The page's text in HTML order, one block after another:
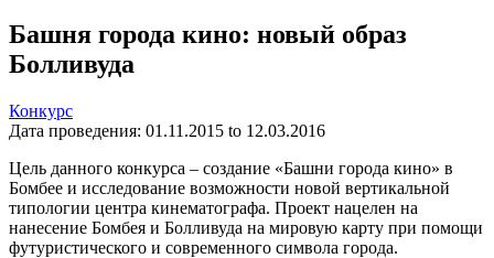
Башня города кино: новый образ
Болливуда
Конкурс
Дата проведения: 01.11.2015 to 12.03.2016
Цель данного конкурса – создание «Башни города кино» в
Бомбее и исследование возможности новой вертикальной
типологии центра кинематографа. Проект нацелен на
нанесение Бомбея и Болливуда на мировую карту при помощи
футуристического и современного символа города.